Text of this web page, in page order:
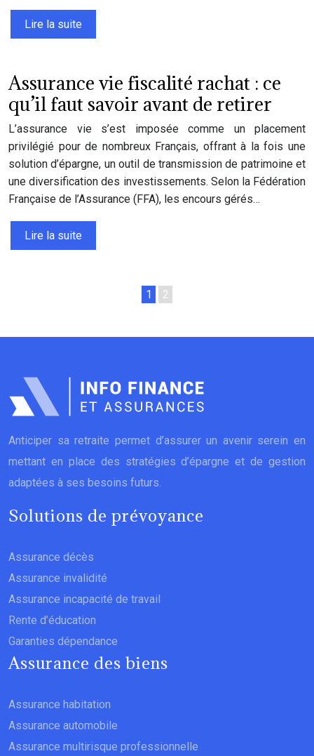
Lire la suite
Assurance vie fiscalité rachat : ce
qu’il faut savoir avant de retirer
L’assurance vie s’est imposée comme un placement
privilégié pour de nombreux Français, offrant à la fois une
solution d’épargne, un outil de transmission de patrimoine et
une diversification des investissements. Selon la Fédération
Française de l’Assurance (FFA), les encours gérés…
Lire la suite
1 2
Anticiper sa retraite permet d’assurer un avenir serein en
mettant en place des stratégies d’épargne et de gestion
adaptées à ses besoins futurs.
Solutions de prévoyance
Assurance décès
Assurance invalidité
Assurance incapacité de travail
Rente d’éducation
Garanties dépendance
Assurance des biens
Assurance habitation
Assurance automobile
Assurance multirisque professionnelle